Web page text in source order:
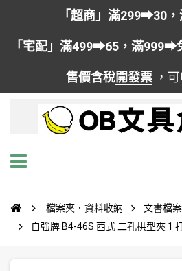
「超商」滿299➡30
「宅配」滿499➡65，滿999➡
售價含稅開發票 ，
檔案夾．資料收納 文書檔
自強牌 B4-46S 西式 二孔拱型夾 1